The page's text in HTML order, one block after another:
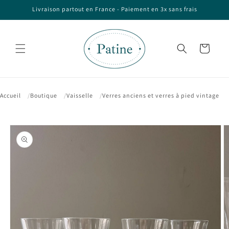
et passerLivraison partout en France - Paiement en 3x sans frais
Panier
Accueil Boutique Vaisselle Verres anciens et verres à pied vintage
Passer aux
informations
produits